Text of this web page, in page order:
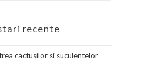
recente
cactusilor si suculentelor